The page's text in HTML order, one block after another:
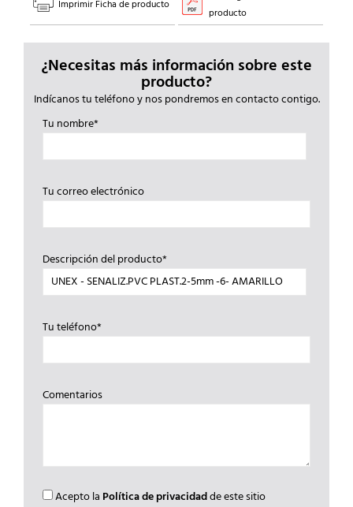
Imprimir Ficha de producto
producto
¿Necesitas más información sobre este
producto?
Indícanos tu teléfono y nos pondremos en contacto contigo.
Tu nombre*
Tu correo electrónico
Descripción del producto*
Tu teléfono*
Comentarios
Acepto la Política de privacidadde este sitio